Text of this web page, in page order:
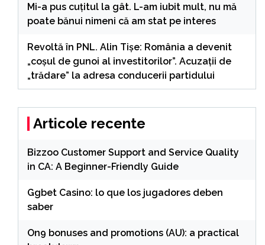
Mi-a pus cuțitul la gât. L-am iubit mult, nu mă
poate bănui nimeni că am stat pe interes
Revoltă în PNL. Alin Tișe: România a devenit
„coșul de gunoi al investitorilor”. Acuzații de
„trădare” la adresa conducerii partidului
Articole recente
Bizzoo Customer Support and Service Quality
in CA: A Beginner-Friendly Guide
Ggbet Casino: lo que los jugadores deben
saber
On9 bonuses and promotions (AU): a practical